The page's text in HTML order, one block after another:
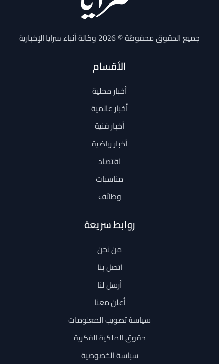
جميع الحقوق محفوظة © 2026 وكالة أنباء سرايا الإخبارية
الأقسام
أخبار محلية
أخبار عالمية
أخبار فنية
أخبار رياضية
اقتصاد
مناسبات
وظائف
روابط سريعة
من نحن
اتصل بنا
أرسل لنا
أعلن معنا
سياسة تصويب المعلومات
حقوق الملكية الفكرية
سياسة الخصوصية